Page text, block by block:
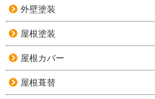
外壁塗装
屋根塗装
屋根カバー
屋根葺替